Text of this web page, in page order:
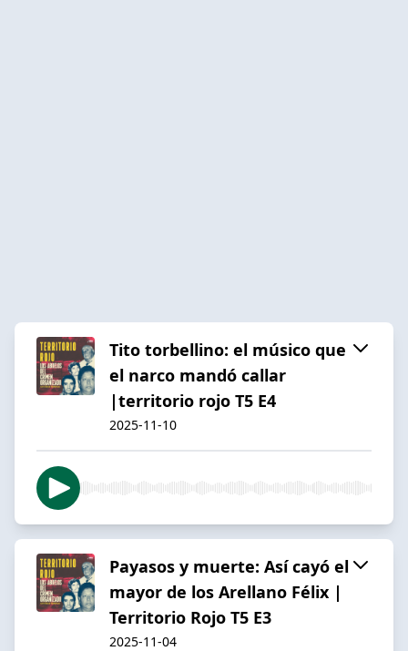
Tito torbellino: el músico que
el narco mandó callar
|territorio rojo T5 E4
2025-11-10
Payasos y muerte: Así cayó el
mayor de los Arellano Félix |
Territorio Rojo T5 E3
2025-11-04